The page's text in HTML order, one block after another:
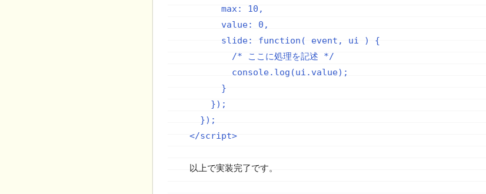
      max: 10,
      value: 0,
      slide: function( event, ui ) {
        /* ここに処理を記述 */
        console.log(ui.value);
      }
    });
  });
以上で実装完了です。